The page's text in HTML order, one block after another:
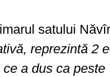
satului
reprezintă 2
a dus ca